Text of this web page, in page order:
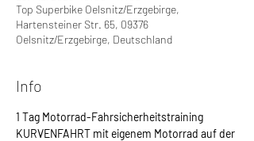
Top Superbike Oelsnitz/Erzgebirge,
Hartensteiner Str. 65, 09376
Oelsnitz/Erzgebirge, Deutschland
Info
1 Tag Motorrad-Fahrsicherheitstraining
KURVENFAHRT mit eigenem Motorrad auf der